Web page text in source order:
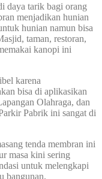
daya tarik bagi orang
menjadikan hunian
hunian namun bisa
taman, restoran,
kanopi ini
karena
bisa di aplikasikan
Olahraga, dan
Pabrik ini sangat di
tenda membran ini
masa kini sering
untuk melengkapi
bangunan.